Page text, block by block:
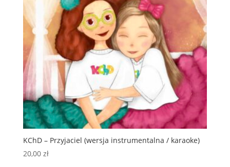
KChD – Przyjaciel (wersja instrumentalna / karaoke)
20,00 zł